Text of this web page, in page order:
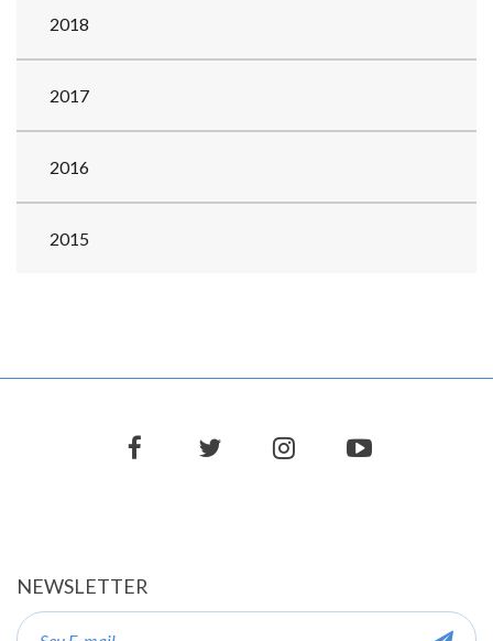
2018
2017
2016
2015
facebooktwitter instagramyoutube
NEWSLETTER
E-